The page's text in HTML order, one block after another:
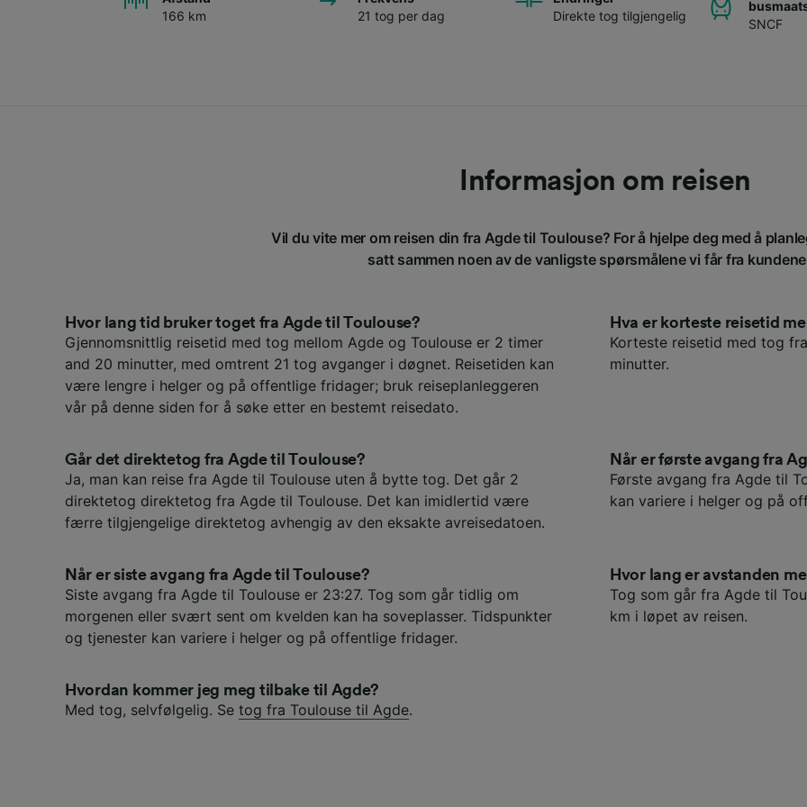
166 km
21 tog per dag
Direkte tog tilgjengelig
SNCF
Informasjon om reisen
Vil du vite mer om reisen din fra Agde til Toulouse? For å hjelpe deg med å
satt sammen noen av de vanligste spørsmålene vi får fra
Hvor lang tid bruker toget fra Agde til Toulouse?
Gjennomsnittlig reisetid med tog mellom Agde og Toulouse er 2 timer
and 20 minutter, med omtrent 21 tog avganger i døgnet. Reisetiden kan
være lengre i helger og på offentlige fridager; bruk reiseplanleggeren
vår på denne siden for å søke etter en bestemt reisedato.
Hva er korteste reisetid
Korteste reisetid med tog
minutter.
Går det direktetog fra Agde til Toulouse?
Ja, man kan reise fra Agde til Toulouse uten å bytte tog. Det går 2
direktetog direktetog fra Agde til Toulouse. Det kan imidlertid være
færre tilgjengelige direktetog avhengig av den eksakte avreisedatoen.
Når er første avgang fra
Første avgang fra Agde til
kan variere i helger og på
Når er siste avgang fra Agde til Toulouse?
Siste avgang fra Agde til Toulouse er 23:27. Tog som går tidlig om
morgenen eller svært sent om kvelden kan ha soveplasser. Tidspunkter
og tjenester kan variere i helger og på offentlige fridager.
Hvor lang er avstanden
Tog som går fra Agde til
km i løpet av reisen.
Hvordan kommer jeg meg tilbake til Agde?
Med tog, selvfølgelig. Se tog fra Toulouse til Agde.